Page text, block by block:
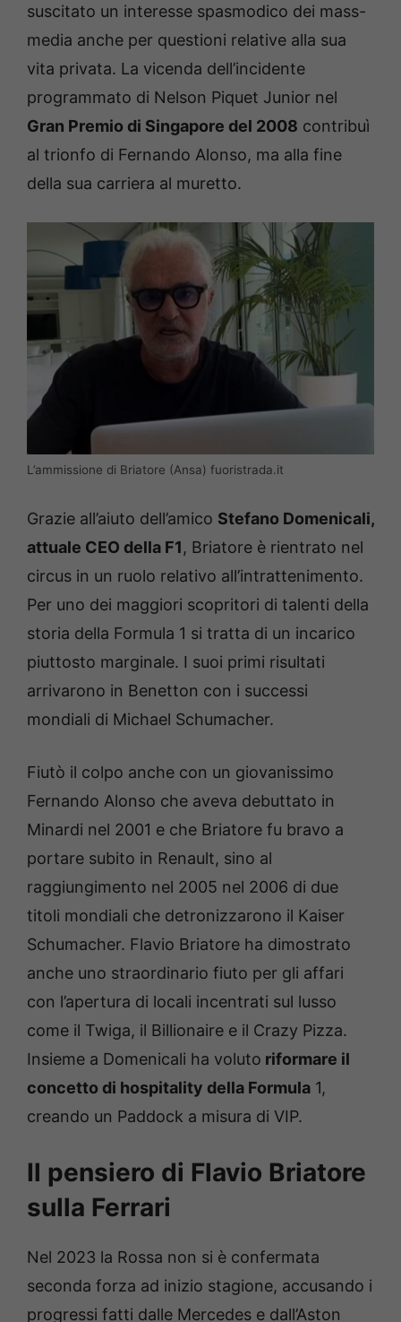
suscitato un interesse spasmodico dei mass-
media anche per questioni relative alla sua
vita privata. La vicenda dell’incidente
programmato di Nelson Piquet Junior nel
Gran Premio di Singapore del 2008 contribuì
al trionfo di Fernando Alonso, ma alla fine
della sua carriera al muretto.
L’ammissione di Briatore (Ansa) fuoristrada.it
Grazie all’aiuto dell’amico Stefano Domenicali,
attuale CEO della F1, Briatore è rientrato nel
circus in un ruolo relativo all’intrattenimento.
Per uno dei maggiori scopritori di talenti della
storia della Formula 1 si tratta di un incarico
piuttosto marginale. I suoi primi risultati
arrivarono in Benetton con i successi
mondiali di Michael Schumacher.
Fiutò il colpo anche con un giovanissimo
Fernando Alonso che aveva debuttato in
Minardi nel 2001 e che Briatore fu bravo a
portare subito in Renault, sino al
raggiungimento nel 2005 nel 2006 di due
titoli mondiali che detronizzarono il Kaiser
Schumacher. Flavio Briatore ha dimostrato
anche uno straordinario fiuto per gli affari
con l’apertura di locali incentrati sul lusso
come il Twiga, il Billionaire e il Crazy Pizza.
Insieme a Domenicali ha voluto riformare il
concetto di hospitality della Formula 1,
creando un Paddock a misura di VIP.
Il pensiero di Flavio Briatore
sulla Ferrari
Nel 2023 la Rossa non si è confermata
seconda forza ad inizio stagione, accusando i
progressi fatti dalle Mercedes e dall’Aston